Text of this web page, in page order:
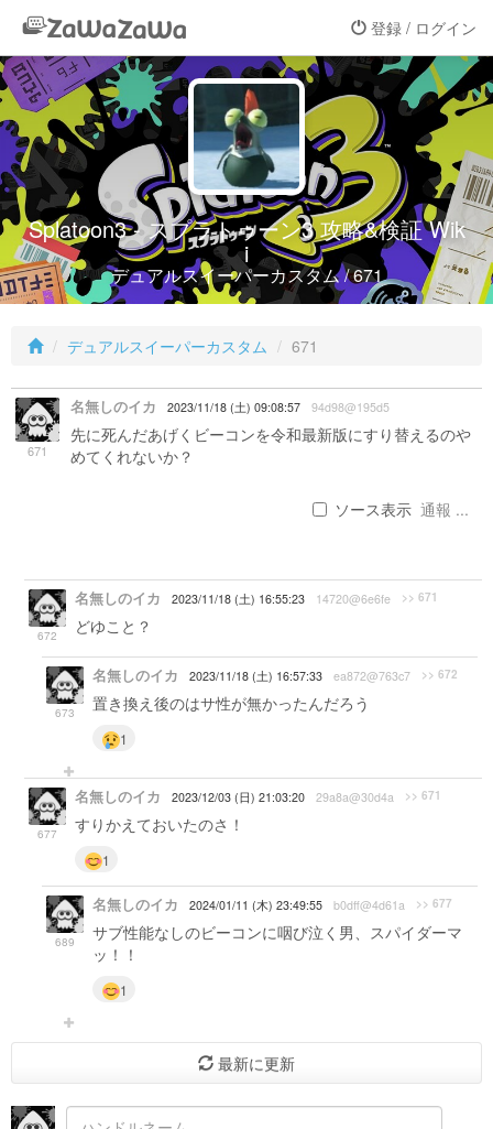
登録 / ログイン
Splatoon3 - スプラトゥーン3 攻略&検証 Wik
i
デュアルスイーパーカスタム / 671
デュアルスイーパーカスタム 671
671
名無しのイカ 2023/11/18 (土) 09:08:57 94d98@195d5
先に死んだあげくビーコンを令和最新版にすり替えるのや
めてくれないか？
ソース表示 通報 ...
672
名無しのイカ 2023/11/18 (土) 16:55:23 14720@6e6fe >> 671
どゆこと？
673
名無しのイカ 2023/11/18 (土) 16:57:33 ea872@763c7 >> 672
置き換え後のはサ性が無かったんだろう
1
677
名無しのイカ 2023/12/03 (日) 21:03:20 29a8a@30d4a >> 671
すりかえておいたのさ！
1
689
名無しのイカ 2024/01/11 (木) 23:49:55 b0dff@4d61a >> 677
サブ性能なしのビーコンに咽び泣く男、スパイダーマ
ッ！！
1
最新に更新